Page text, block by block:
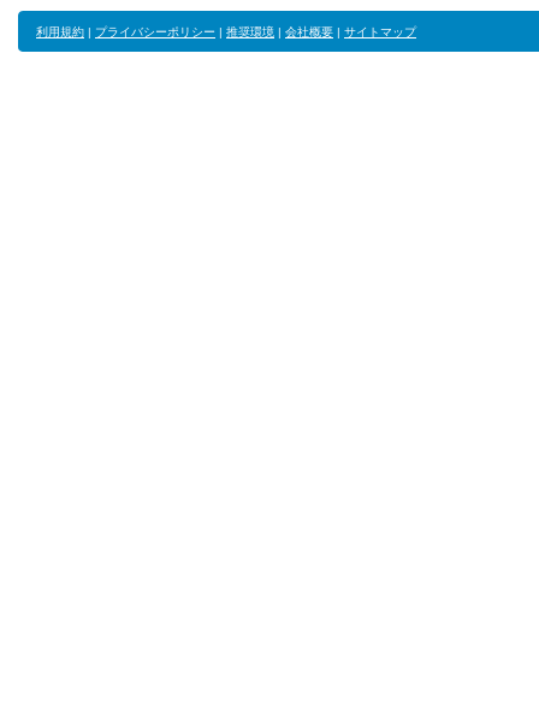
利用規約 | プライバシーポリシー | 推奨環境 | 会社概要 | サイトマップ